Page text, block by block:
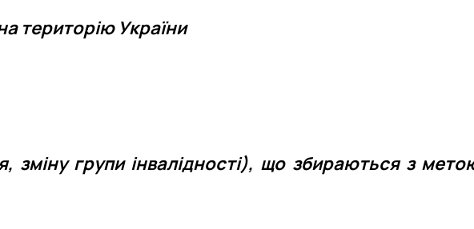
територію України
зміну групи інвалідності), що збираються з